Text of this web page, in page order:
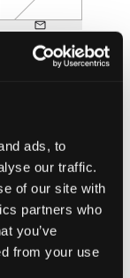
ads, to
our traffic.
of our site with
partners who
you’ve
from your use